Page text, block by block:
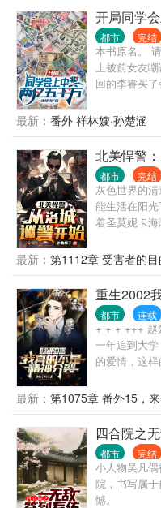
开局同学
都市 完结
本书原名。
上被前女友
回的李睿买
业，赚取无数
行。 终于有
控制下，他
可以为所欲为
最新： 番外 祥林嫂·孙楚涵
北美悍警
都市 完结
灰色世界的
能生活在阳
着圣莫妮卡
无超凡，但有
神秘组织、
最新： 第1112章 受害者的目
重生2002
都市 连载
+ + + +++ 赵
一年追到大
的爱情，这
时刻刻要求自
十年，他只
憋屈，只要
氓，介意者
最新： 第1075章 番外15，
四合院之
都市 完结
小人物吴凡
院，书写属
憾。